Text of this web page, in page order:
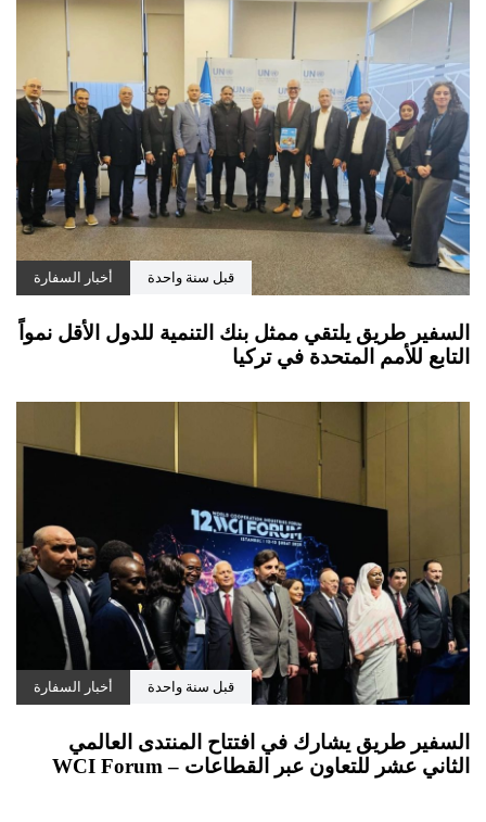
قبل سنة واحدة أخبار السفارة
السفير طريق يلتقي ممثل بنك التنمية للدول الأقل نمواً
التابع للأمم المتحدة في تركيا
قبل سنة واحدة أخبار السفارة
السفير طريق يشارك في افتتاح المنتدى العالمي
الثاني عشر للتعاون عبر القطاعات – WCI Forum